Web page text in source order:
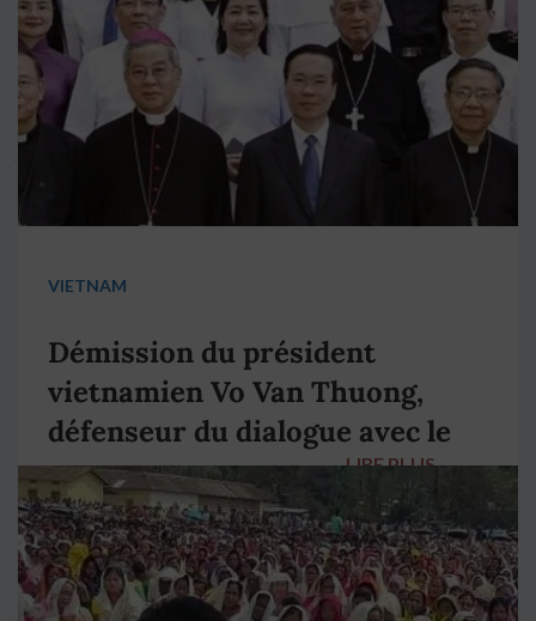
VIETNAM
Démission du président
vietnamien Vo Van Thuong,
défenseur du dialogue avec le
pape François
LIRE PLUS →